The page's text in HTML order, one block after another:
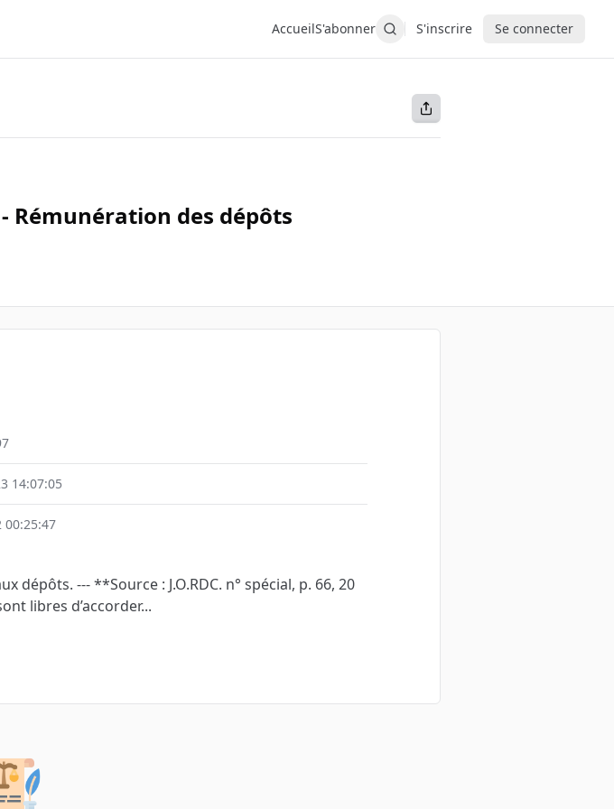
AccueilS'abonner S'inscrire Se connecter
Rémunération des dépôts
14:07:05
00:25:47
--- **Source : J.O.RDC. n° spécial, p. 66, 20
libres d’accorder...